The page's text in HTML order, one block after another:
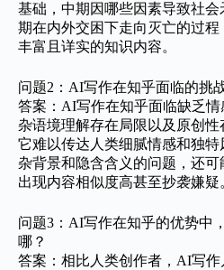
基础，中期因哪些因素导致社
期在内外交困下走向灭亡的过
丰富且详实的知识内容。
问题2：AI写作在知乎面临的挑
答案：AI写作在知乎面临缺乏情
杂语境理解存在局限以及原创性
它难以传达人类细腻情感和独特
杂背景和隐含含义的问题，还可
出现内容相似度高甚至抄袭嫌疑
问题3：AI写作在知乎的优势中
哪？
答案：相比人类创作者，AI写